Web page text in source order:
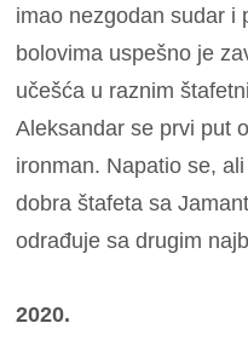
imao nezgodan sudar i
bolovima uspešno je
učešća u raznim
Aleksandar se prvi put
ironman. Napatio se,
dobra štafeta sa
odrađuje sa drugim
2020.